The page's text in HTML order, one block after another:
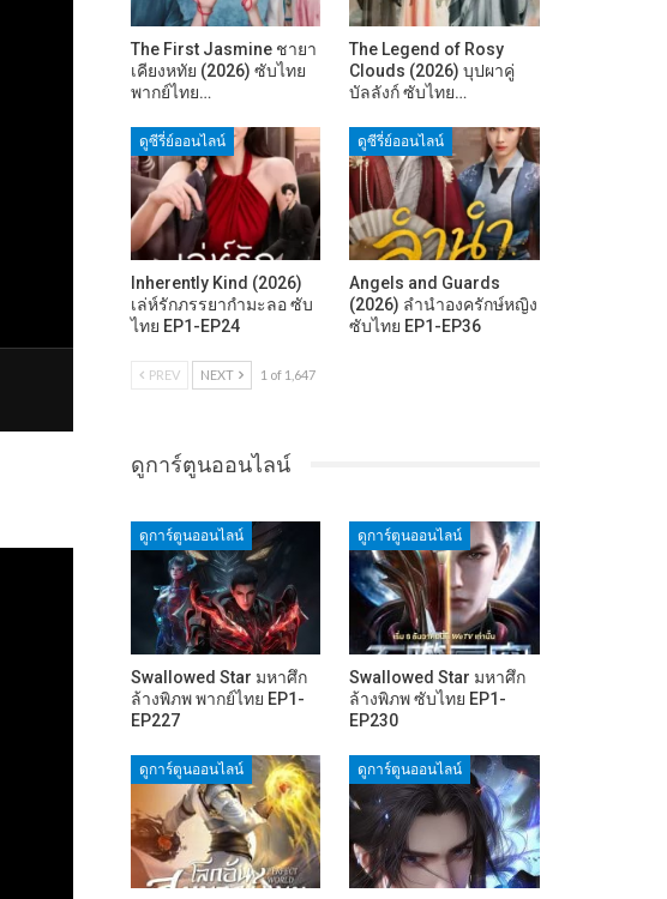
The First Jasmine ชายา
เคียงหทัย (2026) ซับไทย
พากย์ไทย…
The Legend of Rosy
Clouds (2026) บุปผาคู่
บัลลังก์ ซับไทย…
ดูซีรี่ย์ออนไลน์
Inherently Kind (2026)
เล่ห์รักภรรยากำมะลอ ซับ
ไทย EP1-EP24
ดูซีรี่ย์ออนไลน์
Angels and Guards
(2026) ลำนำองครักษ์หญิง
ซับไทย EP1-EP36
PREV NEXT 1 of 1,647
ดูการ์ตูนออนไลน์
ดูการ์ตูนออนไลน์
Swallowed Star มหาศึก
ล้างพิภพ พากย์ไทย EP1-
EP227
ดูการ์ตูนออนไลน์
Swallowed Star มหาศึก
ล้างพิภพ ซับไทย EP1-
EP230
ดูการ์ตูนออนไลน์ ดูการ์ตูนออนไลน์